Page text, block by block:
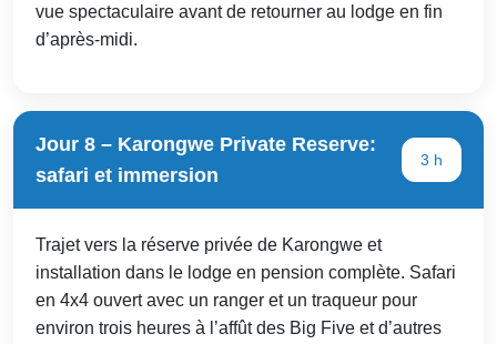
vue spectaculaire avant de retourner au lodge en fin
d’après-midi.
Jour 8 – Karongwe Private Reserve:
safari et immersion
3 h
Trajet vers la réserve privée de Karongwe et
installation dans le lodge en pension complète. Safari
en 4x4 ouvert avec un ranger et un traqueur pour
environ trois heures à l’affût des Big Five et d’autres